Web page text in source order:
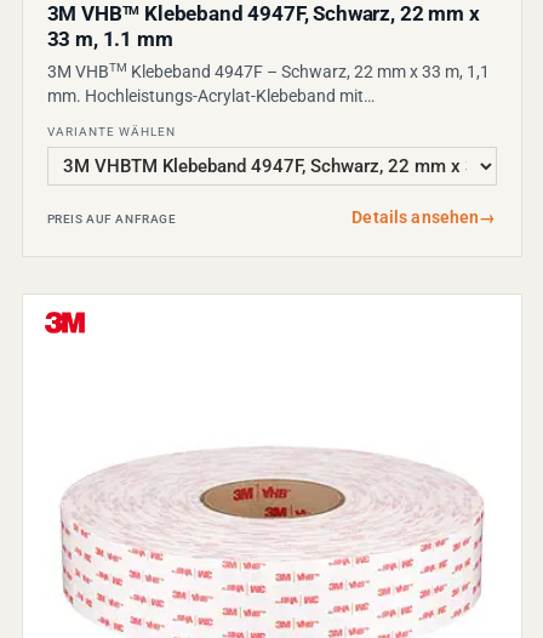
3M VHBTM Klebeband 4947F, Schwarz, 22 mm x
33 m, 1.1 mm
3M VHBTM Klebeband 4947F – Schwarz, 22 mm x 33 m, 1,1
mm. Hochleistungs-Acrylat-Klebeband mit…
VARIANTE WÄHLEN
PREIS AUF ANFRAGE Details ansehen→